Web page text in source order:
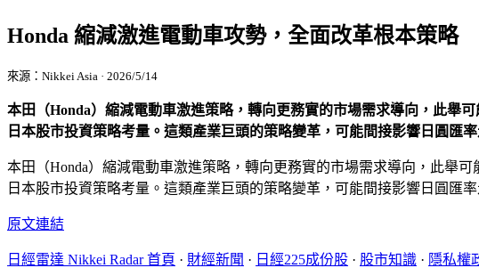
Honda 縮減激進電動車攻勢，全面改革根本策略
來源：Nikkei Asia · 2026/5/14
本田（Honda）縮減電動車激進策略，轉向更務實的市場需求導向，此舉
日本股市投資策略考量。這類產業巨頭的策略變革，可能間接影響日圓匯
本田（Honda）縮減電動車激進策略，轉向更務實的市場需求導向，此舉
日本股市投資策略考量。這類產業巨頭的策略變革，可能間接影響日圓匯
原文連結
日經雷達 Nikkei Radar 首頁 · 財經新聞 · 日經225成份股 · 股市知識 · 隱私權